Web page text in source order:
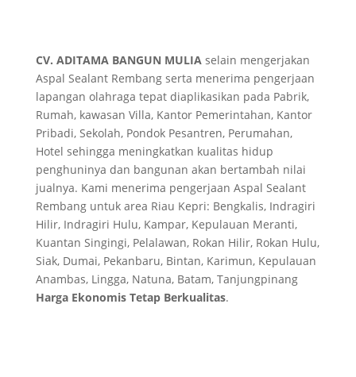
CV. ADITAMA BANGUN MULIAselain mengerjakan
Aspal Sealant Rembang serta menerima pengerjaan
lapangan olahraga tepat diaplikasikan pada Pabrik,
Rumah, kawasan Villa, Kantor Pemerintahan, Kantor
Pribadi, Sekolah, Pondok Pesantren, Perumahan,
Hotel sehingga meningkatkan kualitas hidup
penghuninya dan bangunan akan bertambah nilai
jualnya. Kami menerima pengerjaan Aspal Sealant
Rembang untuk area Riau Kepri: Bengkalis, Indragiri
Hilir, Indragiri Hulu, Kampar, Kepulauan Meranti,
Kuantan Singingi, Pelalawan, Rokan Hilir, Rokan Hulu,
Siak, Dumai, Pekanbaru, Bintan, Karimun, Kepulauan
Anambas, Lingga, Natuna, Batam, Tanjungpinang
Harga Ekonomis Tetap Berkualitas.